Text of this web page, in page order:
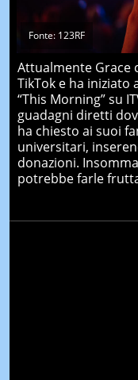
Fonte: 123RF
Attualmente Grace
TikTok e ha
“This Morning” su
guadagni diretti
ha chiesto ai suoi
universitari,
donazioni.
potrebbe farle